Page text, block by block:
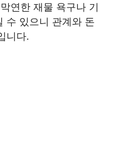
연한 재물 욕구나 기
수 있으니 관계와 돈
니다.